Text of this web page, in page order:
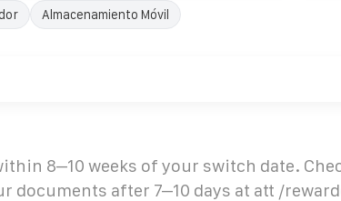
Almacenamiento Móvil
8–10 weeks of your switch date.
documents after 7–10 days at att /